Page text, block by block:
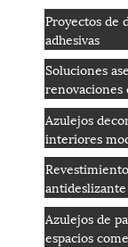
Proyectos de
adhesivas
Soluciones
renovaciones
Azulejos
interiores
Azulejos de
espacios